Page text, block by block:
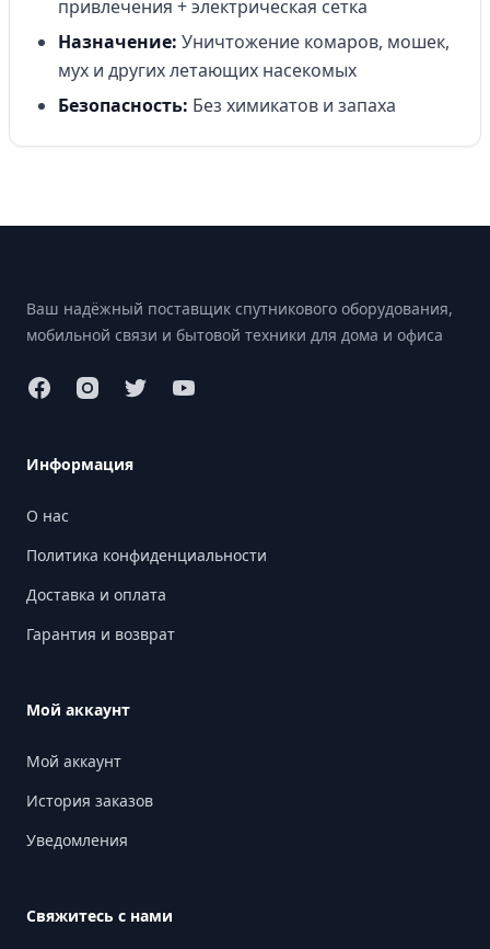
привлечения + электрическая сетка
Назначение: Уничтожение комаров, мошек,
мух и других летающих насекомых
Безопасность: Без химикатов и запаха
Ваш надёжный поставщик спутникового оборудования,
мобильной связи и бытовой техники для дома и офиса
Информация
О нас
Политика конфиденциальности
Доставка и оплата
Гарантия и возврат
Мой аккаунт
Мой аккаунт
История заказов
Уведомления
Свяжитесь с нами